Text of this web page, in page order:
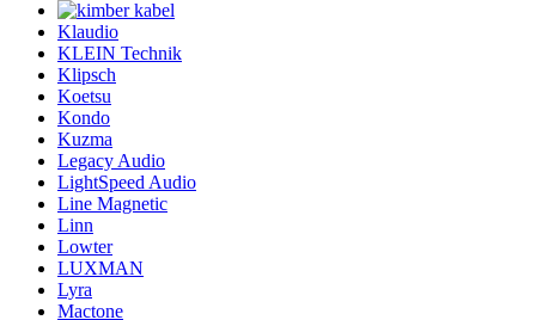
Klaudio
KLEIN Technik
Klipsch
Koetsu
Kondo
Kuzma
Legacy Audio
LightSpeed Audio
Line Magnetic
Linn
Lowter
LUXMAN
Lyra
Mactone